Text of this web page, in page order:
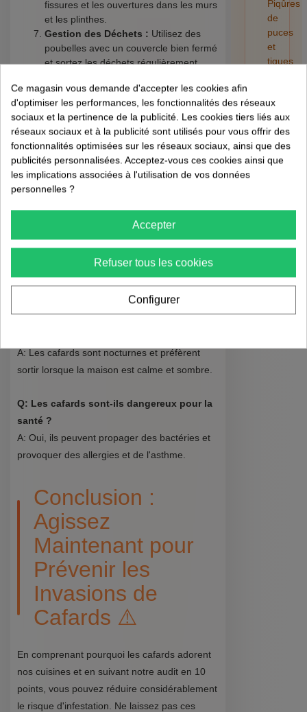
fissures et les ouvertures dans les murs
et les plinthes.
Gestion des Déchets : Utilisez des
poubelles avec un couvercle bien fermé
et sortez les déchets régulièrement.
Utilisez des répulsifs à base d'huiles
essentielles comme la menthe poivrée.
Surveillance Régulière :Installez des
pièges pour surveiller la présence de
cafards.
Appel à un Professionnel :En cas
d'infestation, n'hésitez pas à faire appel
à un exterminateur.
FAQ sur les
Cafards et les
Cuisines 🔍
Q: Pourquoi est-ce que je vois souvent
A: Les cafards sont nocturnes et préfèrent
sortir lorsque la maison est calme et sombre.
Q: Les cafards sont-ils dangereux pour la
santé ?
A: Oui, ils peuvent propager des bactéries et
provoquer des allergies et de l'asthme.
Conclusion :
Agissez
Maintenant pour
Prévenir les
Invasions de
Cafards ⚠️
En comprenant pourquoi les cafards adorent
nos cuisines et en suivant notre audit en 10
points, vous pouvez réduire considérablement
le risque d'infestation. Ne laissez pas ces
Piqûres
de
puces
et
tiques
:
risques,
retrait
et
Ce magasin vous demande d'accepter les cookies afin
d'optimiser les performances, les fonctionnalités des réseaux
sociaux et la pertinence de la publicité. Les cookies tiers liés aux
réseaux sociaux et à la publicité sont utilisés pour vous offrir des
fonctionnalités optimisées sur les réseaux sociaux, ainsi que des
publicités personnalisées. Acceptez-vous ces cookies ainsi que
les implications associées à l'utilisation de vos données
personnelles ?
Accepter
Refuser tous les cookies
Configurer